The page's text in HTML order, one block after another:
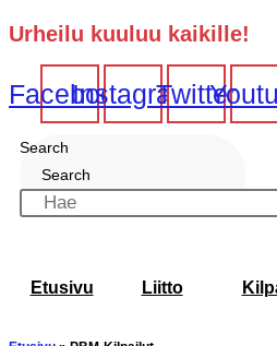
Urheilu kuuluu kaikille!
FacebookInstagramTwitter
Search
Search
Etusivu Liitto